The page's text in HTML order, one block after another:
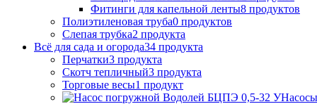
Фитинги для капельной ленты8 продуктов
Полиэтиленовая труба0 продуктов
Слепая трубка2 продукта
Всё для сада и огорода34 продукта
Перчатки3 продукта
Скотч тепличный3 продукта
Торговые весы1 продукт
Насосы